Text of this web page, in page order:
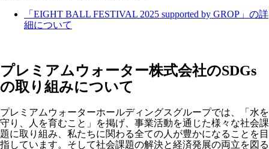
「EIGHT BALL FESTIVAL 2025 supported by GROP」の詳
細について
プレミアムウォーター株式会社のSDGs
の取り組みについて
プレミアムウォーターホールディングスグループでは、「水を
守り、人を育むこと」を掲げ、事業活動を通じた様々な社会課
題に取り組み、私たちに関わる全ての人が豊かになることを目
指しています。そして社会課題の解決と経済発展の両立を図る